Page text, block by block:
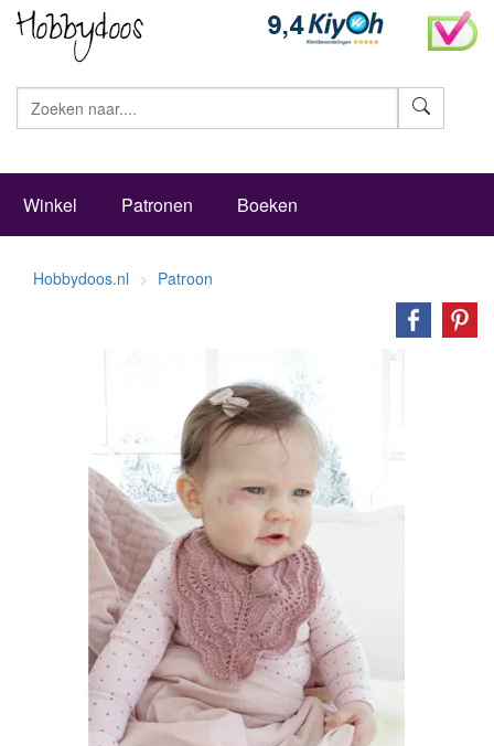
Winkel Patronen Boeken
Hobbydoos.nl Patroon